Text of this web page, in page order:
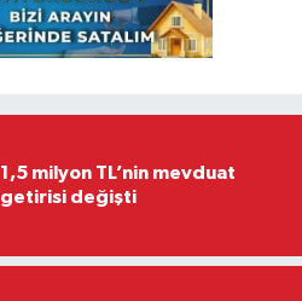
1,5 milyon TL’nin mevduat
getirisi değişti